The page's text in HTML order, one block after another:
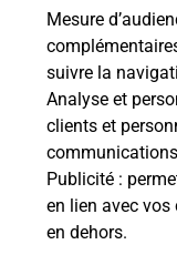
Mesure
suivre la
Analyse et
clients et
Publicité :
en lien avec vos
en dehors.
En savoir
Questions
Quel est le